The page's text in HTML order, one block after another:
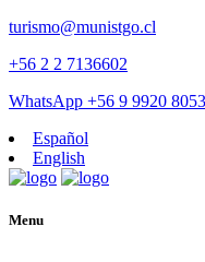
turismo@munistgo.cl
+56 2 2 7136602
WhatsApp +56 9 9920 8053
Español
English
Menu